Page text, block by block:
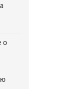
о